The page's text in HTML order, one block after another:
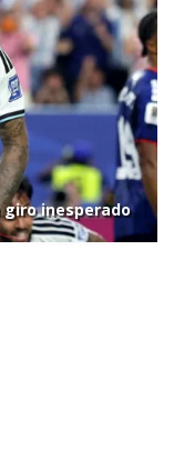
giro inesperado